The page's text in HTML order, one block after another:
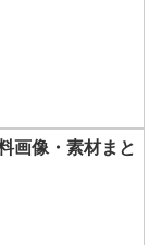
画像・素材まと